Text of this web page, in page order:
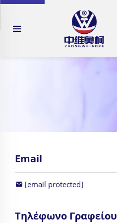
Email
[email protected]
Τηλέφωνο Γραφείου